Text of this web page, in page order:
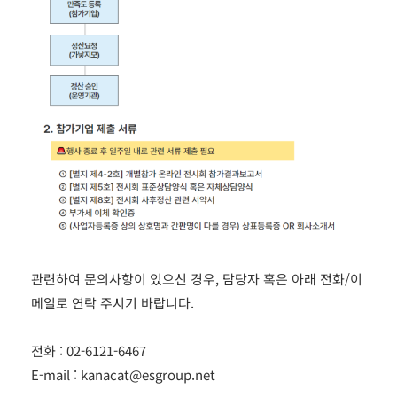
관련하여 문의사항이 있으신 경우, 담당자 혹은 아래 전화/이
메일로 연락 주시기 바랍니다.
전화 : 02-6121-6467
E-mail : kanacat@esgroup.net